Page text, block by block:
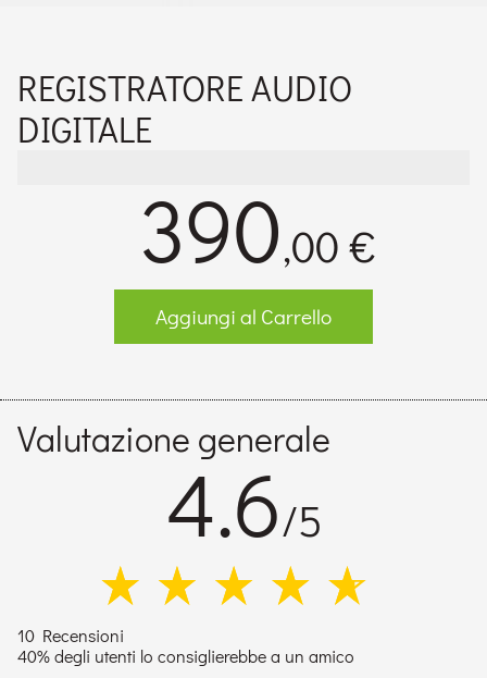
REGISTRATORE AUDIO
DIGITALE
390,00 €
Aggiungi al Carrello
Valutazione generale
4.6/5
10 Recensioni
40% degli utenti lo consiglierebbe a un amico